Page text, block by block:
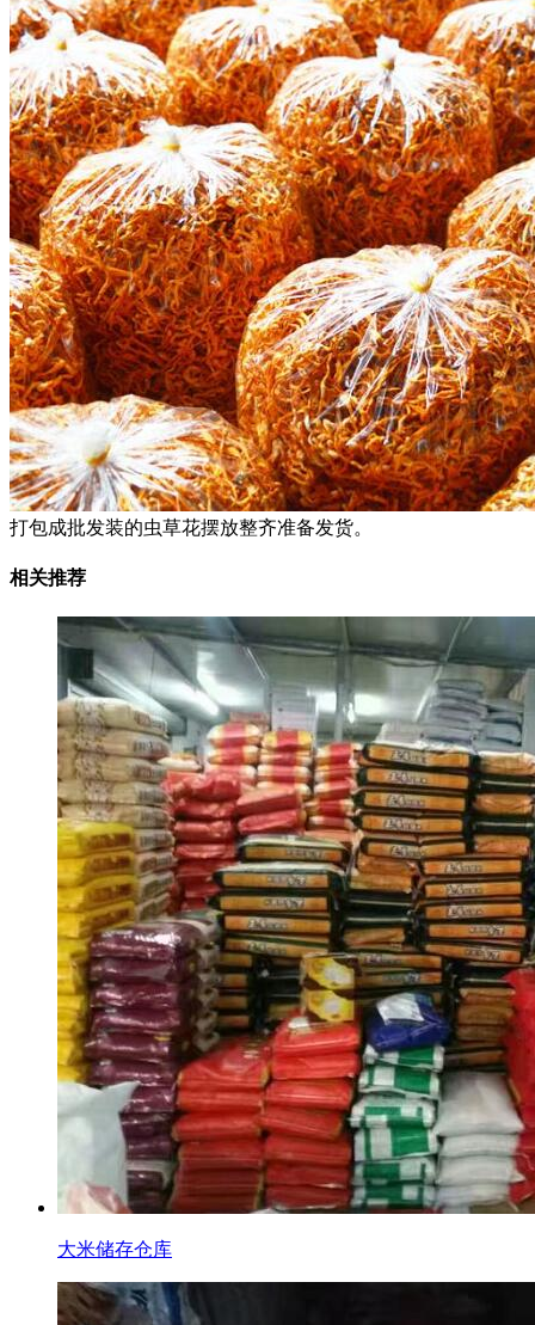
打包成批发装的虫草花摆放整齐准备发货。
相关推荐
大米储存仓库